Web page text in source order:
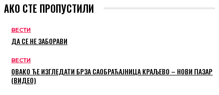
АКО СТЕ ПРОПУСТИЛИ
ВЕСТИ
ДА СЕ НЕ ЗАБОРАВИ
ВЕСТИ
ОВАКО ЋЕ ИЗГЛЕДАТИ БРЗА САОБРАЋАЈНИЦА КРАЉЕВО – НОВИ ПАЗАР
(ВИДЕО)